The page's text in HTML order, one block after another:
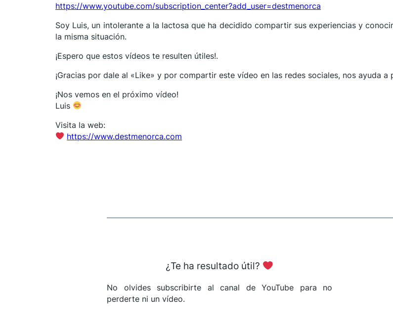
https://www.youtube.com/subscription_center?add_user=destmenorca
Soy Luis, un intolerante a la lactosa que ha decidido compartir sus experiencias y
la misma situación.
¡Espero que estos vídeos te resulten útiles!.
¡Gracias por dale al «Like» y por compartir este vídeo en las redes sociales, nos ayuda a
¡Nos vemos en el próximo vídeo!
Luis
Visita la web:
https://www.destmenorca.com
¿Te ha resultado útil?
No olvides subscribirte al canal de YouTube para no
perderte ni un vídeo.